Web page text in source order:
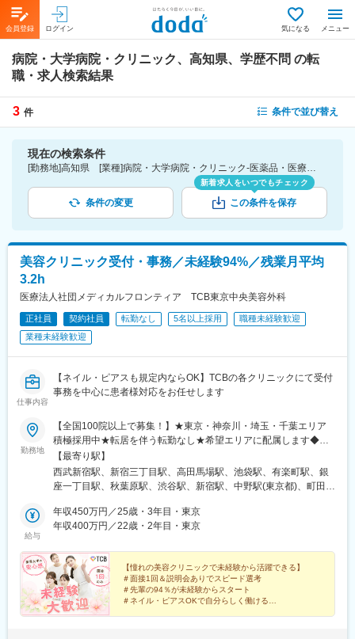
会員登録 ログイン 気になる メニュー
病院・大学病院・クリニック、高知県、学歴不問 の転
職・求人検索結果
3 件 条件で並び替え
現在の検索条件
[勤務地]高知県 [業種]病院・大学病院・クリニック-医薬品・医療機器・ライフサイエンス・医療系サービス [こだわり条件ピックアップ]学歴不問 [詳細条件](募集・採用情報)学歴不問
条件の変更
新着求人をいつでもチェック
この条件を保存
美容クリニック受付・事務／未経験94%／残業月平均
3.2h
医療法人社団メディカルフロンティア TCB東京中央美容外科
正社員 契約社員 転勤なし 5名以上採用
職種未経験歓迎
業種未経験歓迎
仕事内容
【ネイル・ピアスも規定内ならOK】TCBの各クリニックにて受付
事務を中心に患者様対応をお任せします
勤務地
【全国100院以上で募集！】★東京・神奈川・埼玉・千葉エリア
積極採用中★転居を伴う転勤なし★希望エリアに配属します◆ク
リニック一覧＜全国100院以上展開＞【北海道・東北】旭川駅前
院、青森院、盛岡院、秋田院、山形院、仙台駅前院、福島院、郡
山院 など【関東】新宿東口院、池袋駅前院、品川院、秋葉原
横浜院、大宮東口院、水戸院、つくば院、宇都宮院、高崎院、前
橋院 など【中部】名古屋駅前院 、名古屋栄院、金山院、岐阜
院、長野院、松本院、山梨甲府駅前院 など【近畿】梅田大阪駅
前院、大阪阪急梅田駅前院、枚方院、天王寺院、堺院、なんば
院、心斎橋院、京都駅前院、奈良院、和歌山院、四日市院 など
【中四国】広島院、福山院、松山院、高松院、高知院、徳島院、
松江院、周南徳山駅ビル院 など【九州・沖縄】小倉院、佐賀
【最寄り駅】
西武新宿駅、新宿三丁目駅、高田馬場駅、池袋駅、有楽町駅、銀
座一丁目駅、秋葉原駅、渋谷駅、新宿駅、中野駅(東京都)、町田
浜駅、横浜駅、川崎駅、藤沢駅、本厚木駅、大宮駅(埼玉県)、川口
駅、川越駅、南越谷駅、宇都宮駅、水戸駅、つくば駅、千葉駅、
駅、さっぽろ駅、あおば通駅、福島駅(福島県)、郡山駅(福島県)、
青森駅、盛岡駅、山形駅、秋田駅、矢場町駅、近鉄名古屋駅、金
山駅(愛知県)、豊田市駅、駅前大通駅、名鉄岐阜駅、静岡駅、新浜
松駅、三島広小路駅、長野駅、松本駅、北鉄金沢駅、新潟駅、近
鉄四日市駅、電鉄富山駅、福井駅、甲府駅、東梅田駅、大阪難波
給与
年収450万円／25歳・3年目・東京
年収400万円／22歳・2年目・東京
【憧れの美容クリニックで未経験から活躍できる】
＃面接1回＆説明会ありでスピード選考
＃先輩の94％が未経験からスタート
＃ネイル・ピアスOKで自分らしく働ける